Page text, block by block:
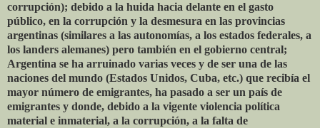
corrupción); debido a la huida hacia delante en el gasto
público, en la corrupción y la desmesura en las provincias
argentinas (similares a las autonomías, a los estados federales, a
los landers alemanes) pero también en el gobierno central;
Argentina se ha arruinado varias veces y de ser una de las
naciones del mundo (Estados Unidos, Cuba, etc.) que recibía el
mayor número de emigrantes, ha pasado a ser un país de
emigrantes y donde, debido a la vigente violencia política
material e inmaterial, a la corrupción, a la falta de